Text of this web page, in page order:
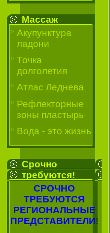
Массаж
Акупунктура
ладони
Точка
долголетия
Атлас Леднева
Рефлекторные
зоны пластырь
Вода - это жизнь
Срочно
требуются!
СРОЧНО
ТРЕБУЮТСЯ
РЕГИОНАЛЬНЫЕ
ПРЕДСТАВИТЕЛИ!